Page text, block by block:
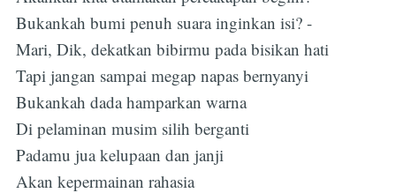
Bukankah bumi penuh suara inginkan isi? -
Mari, Dik, dekatkan bibirmu pada bisikan hati
Tapi jangan sampai megap napas bernyanyi
Bukankah dada hamparkan warna
Di pelaminan musim silih berganti
Padamu jua kelupaan dan janji
Akan kepermainan rahasia